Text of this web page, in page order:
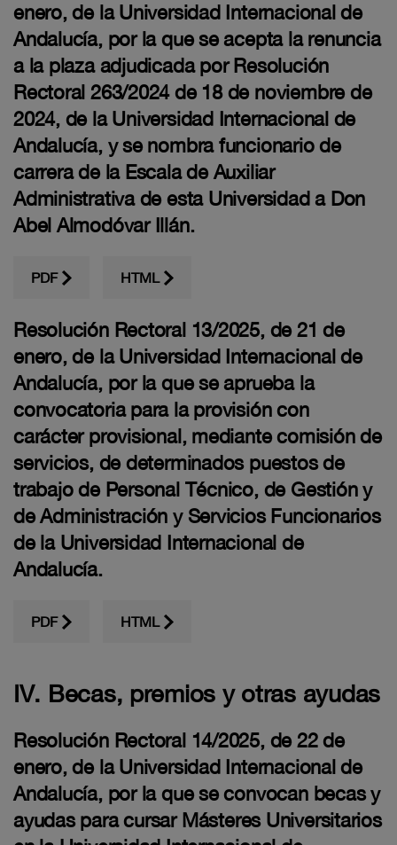
enero, de la Universidad Internacional de
Andalucía, por la que se acepta la renuncia
a la plaza adjudicada por Resolución
Rectoral 263/2024 de 18 de noviembre de
2024, de la Universidad Internacional de
Andalucía, y se nombra funcionario de
carrera de la Escala de Auxiliar
Administrativa de esta Universidad a Don
Abel Almodóvar Illán.
PDF HTML
Resolución Rectoral 13/2025, de 21 de
enero, de la Universidad Internacional de
Andalucía, por la que se aprueba la
convocatoria para la provisión con
carácter provisional, mediante comisión de
servicios, de determinados puestos de
trabajo de Personal Técnico, de Gestión y
de Administración y Servicios Funcionarios
de la Universidad Internacional de
Andalucía.
PDF HTML
IV. Becas, premios y otras ayudas
Resolución Rectoral 14/2025, de 22 de
enero, de la Universidad Internacional de
Andalucía, por la que se convocan becas y
ayudas para cursar Másteres Universitarios